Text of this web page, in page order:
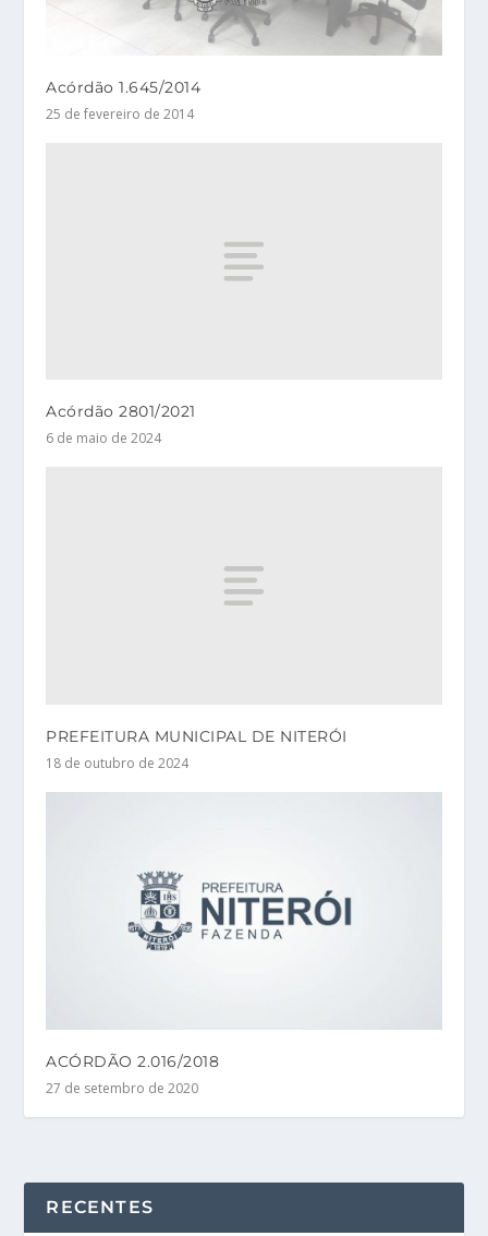
Acórdão 1.645/2014
25 de fevereiro de 2014
Acórdão 2801/2021
6 de maio de 2024
PREFEITURA MUNICIPAL DE NITERÓI
18 de outubro de 2024
ACÓRDÃO 2.016/2018
27 de setembro de 2020
RECENTES